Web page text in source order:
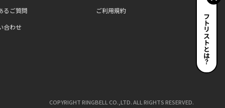
ギフトリストとは？
るご質問
合わせ
ご利用規約
COPYRIGHT RINGBELL CO.,LTD. ALL RIGHTS RESERVED.